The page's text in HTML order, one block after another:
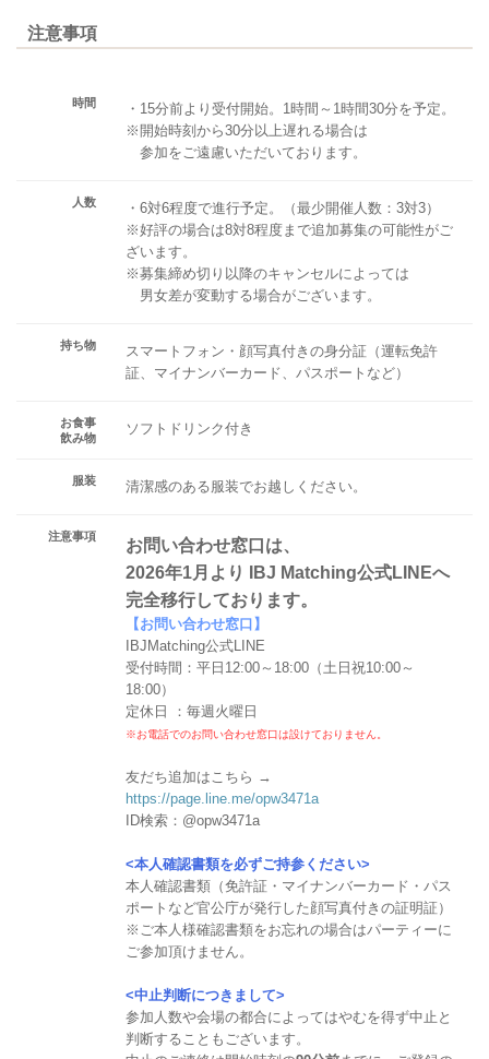
注意事項
時間
・15分前より受付開始。1時間～1時間30分を予定。
※開始時刻から30分以上遅れる場合は
参加をご遠慮いただいております。
人数
・6対6程度で進行予定。（最少開催人数：3対3）
※好評の場合は8対8程度まで追加募集の可能性がご
ざいます。
※募集締め切り以降のキャンセルによっては
男女差が変動する場合がございます。
持ち物
スマートフォン・顔写真付きの身分証（運転免許
証、マイナンバーカード、パスポートなど）
お食事
飲み物
ソフトドリンク付き
服装 清潔感のある服装でお越しください。
注意事項
お問い合わせ窓口は、
2026年1月より IBJ Matching公式LINEへ
完全移行しております。
【お問い合わせ窓口】
IBJMatching公式LINE
受付時間：平日12:00～18:00（土日祝10:00～
18:00）
定休日 ：毎週火曜日
※お電話でのお問い合わせ窓口は設けておりません。
友だち追加はこちら →
https://page.line.me/opw3471a
ID検索：@opw3471a
<本人確認書類を必ずご持参ください>
本人確認書類（免許証・マイナンバーカード・パス
ポートなど官公庁が発行した顔写真付きの証明証）
※ご本人様確認書類をお忘れの場合はパーティーに
ご参加頂けません。
<中止判断につきまして>
参加人数や会場の都合によってはやむを得ず中止と
判断することもございます。